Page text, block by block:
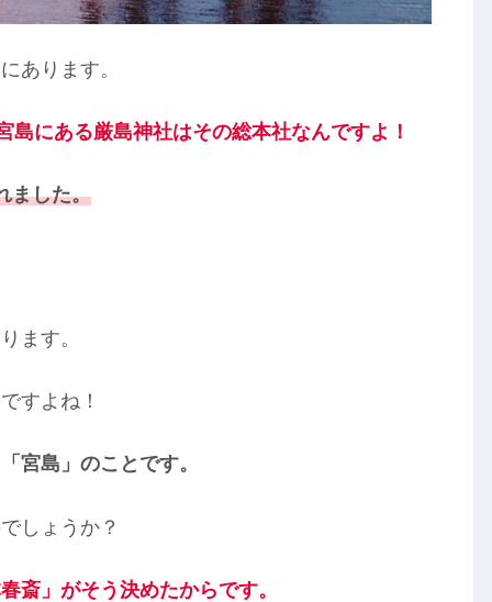
あります。
にある厳島神社はその総本社なんですよ！
ました。
ます。
すよね！
宮島」のことです。
しょうか？
斎」がそう決めたからです。